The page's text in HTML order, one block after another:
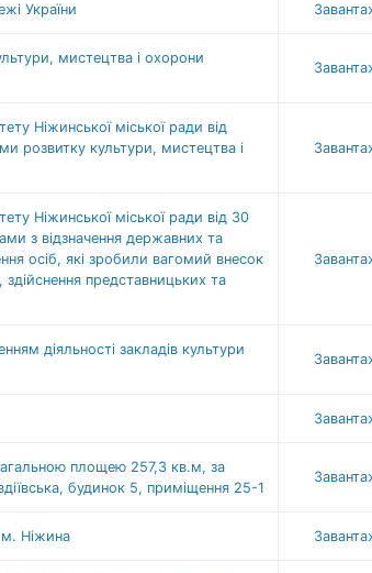
України
мистецтва і охорони
Ніжинської міської ради від
розвитку культури, мистецтва і
Ніжинської міської ради від 30
з відзначення державних та
осіб, які зробили вагомий внесок
здійснення представницьких та
діяльності закладів культури
площею 257,3 кв.м, за
будинок 5, приміщення 25-1
м. Ніжина